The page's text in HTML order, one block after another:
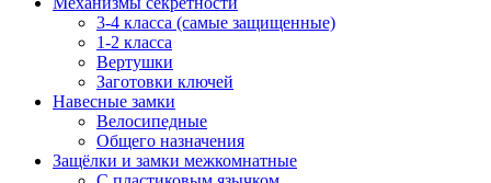
3-4 класса (самые защищенные)
1-2 класса
Вертушки
Заготовки ключей
Навесные замки
Велосипедные
Общего назначения
Защёлки и замки межкомнатные